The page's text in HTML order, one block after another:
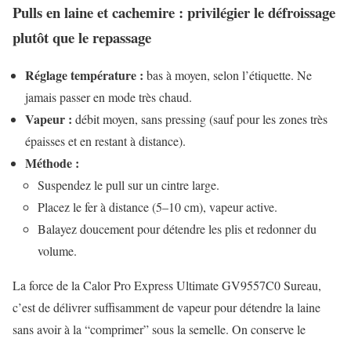
Pulls en laine et cachemire : privilégier le défroissage
plutôt que le repassage
Réglage température : bas à moyen, selon l’étiquette. Ne
jamais passer en mode très chaud.
Vapeur : débit moyen, sans pressing (sauf pour les zones très
épaisses et en restant à distance).
Méthode :
Suspendez le pull sur un cintre large.
Placez le fer à distance (5–10 cm), vapeur active.
Balayez doucement pour détendre les plis et redonner du
volume.
La force de la Calor Pro Express Ultimate GV9557C0 Sureau,
c’est de délivrer suffisamment de vapeur pour détendre la laine
sans avoir à la “comprimer” sous la semelle. On conserve le